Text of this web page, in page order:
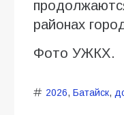
районах
Фото УЖКХ.
2026, Батайск,